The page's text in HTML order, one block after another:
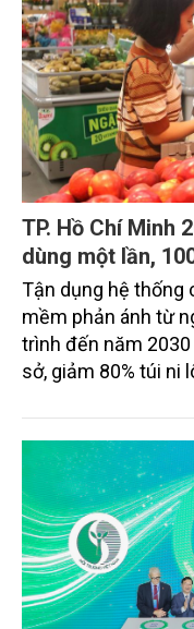
TP. Hồ Chí Minh
dùng một lần,
Tận dụng hệ thống
mềm phản ánh từ
trình đến năm
sở, giảm 80% túi ni